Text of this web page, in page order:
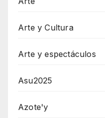
Arte y Cultura
Arte y espectáculos
Asu2025
Azote'y